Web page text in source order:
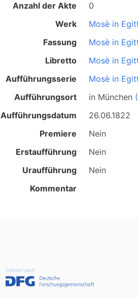
Anzahl der Akte
0
Werk
Mosè in
Fassung
Mosè in
Libretto
Mosè in
Aufführungsserie
Mosè in
Aufführungsort
in München
Aufführungsdatum
26.06.1822
Premiere
Nein
Erstaufführung
Nein
Uraufführung
Nein
Kommentar